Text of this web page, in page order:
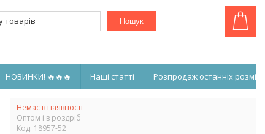
Пошук
НОВИНКИ! 🔥🔥🔥 Наші статті Розпродаж останніх
Немає в наявності
Оптом і в роздріб
Код: 18957-52